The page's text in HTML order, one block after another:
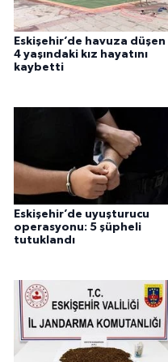
Eskişehir’de havuza düşen
4 yaşındaki kız hayatını
kaybetti
Eskişehir’de uyuşturucu
operasyonu: 5 şüpheli
tutuklandı